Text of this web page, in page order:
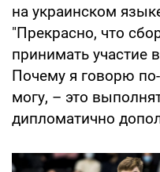
на украинском
"Прекрасно, что
принимать участие
Почему я говорю
могу, – это
дипломатично